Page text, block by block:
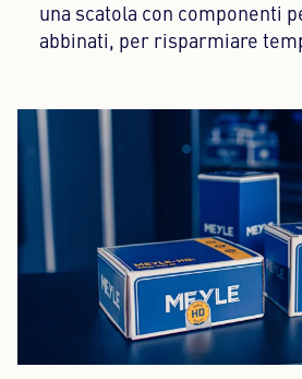
una scatola con componenti
abbinati, per risparmiare